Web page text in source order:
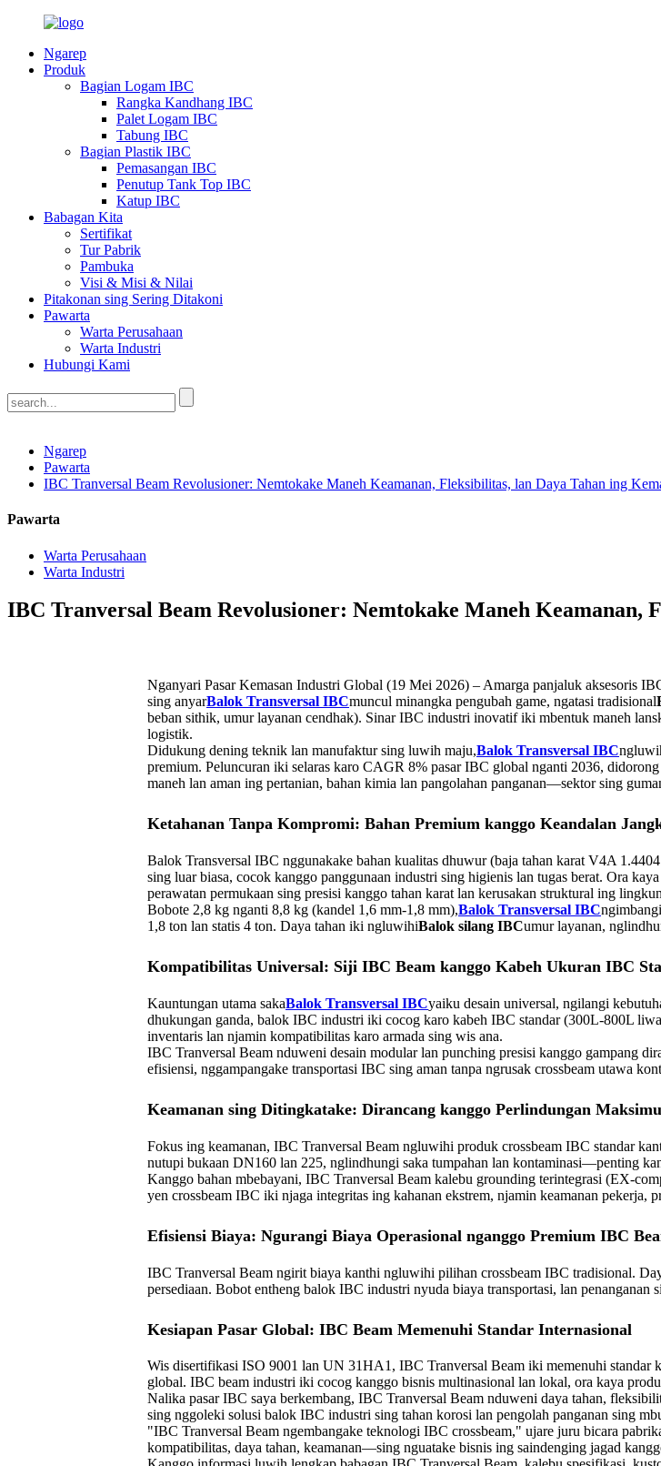
Ngarep
Produk
Bagian Logam IBC
Rangka Kandhang IBC
Palet Logam IBC
Tabung IBC
Bagian Plastik IBC
Pemasangan IBC
Penutup Tank Top IBC
Katup IBC
Babagan Kita
Sertifikat
Tur Pabrik
Pambuka
Visi & Misi & Nilai
Pitakonan sing Sering Ditakoni
Pawarta
Warta Perusahaan
Warta Industri
Hubungi Kami
Ngarep
Pawarta
IBC Tranversal Beam Revolusioner: Nemtokake Maneh Keamanan, Fleksibilitas, lan Daya Tahan ing
Pawarta
Warta Perusahaan
Warta Industri
IBC Tranversal Beam Revolusioner: Nemtokake Maneh Keamanan,
Nganyari Pasar Kemasan Industri Global (19 Mei 2026) – Amarga panjaluk aksesoris
sing anyarBalok Transversal IBCmuncul minangka pengubah game, ngatasi tradisional
beban sithik, umur layanan cendhak). Sinar IBC industri inovatif iki mbentuk maneh
logistik.
Didukung dening teknik lan manufaktur sing luwih maju,Balok Transversal IBC
premium. Peluncuran iki selaras karo CAGR 8% pasar IBC global nganti 2036,
maneh lan aman ing pertanian, bahan kimia lan pangolahan panganan—sektor sing
Ketahanan Tanpa Kompromi: Bahan Premium kanggo Keandalan
Balok Transversal IBC nggunakake bahan kualitas dhuwur (baja tahan karat V4A
sing luar biasa, cocok kanggo panggunaan industri sing higienis lan tugas berat. Ora
perawatan permukaan sing presisi kanggo tahan karat lan kerusakan struktural ing
Bobote 2,8 kg nganti 8,8 kg (kandel 1,6 mm-1,8 mm),Balok Transversal IBC
1,8 ton lan statis 4 ton. Daya tahan iki ngluwihiBalok silang IBCumur layanan,
Kompatibilitas Universal: Siji IBC Beam kanggo Kabeh Ukuran IBC
Kauntungan utama sakaBalok Transversal IBCyaiku desain universal, ngilangi
dhukungan ganda, balok IBC industri iki cocog karo kabeh IBC standar (300L-800L
inventaris lan njamin kompatibilitas karo armada sing wis ana.
IBC Tranversal Beam nduweni desain modular lan punching presisi kanggo gampang
efisiensi, nggampangake transportasi IBC sing aman tanpa ngrusak crossbeam utawa
Keamanan sing Ditingkatake: Dirancang kanggo Perlindungan
Fokus ing keamanan, IBC Tranversal Beam ngluwihi produk crossbeam IBC standar
nutupi bukaan DN160 lan 225, nglindhungi saka tumpahan lan kontaminasi—penting
Kanggo bahan mbebayani, IBC Tranversal Beam kalebu grounding terintegrasi (EX-
yen crossbeam IBC iki njaga integritas ing kahanan ekstrem, njamin keamanan pekerja,
Efisiensi Biaya: Ngurangi Biaya Operasional nganggo Premium IBC
IBC Tranversal Beam ngirit biaya kanthi ngluwihi pilihan crossbeam IBC tradisional.
persediaan. Bobot entheng balok IBC industri nyuda biaya transportasi, lan penanganan
Kesiapan Pasar Global: IBC Beam Memenuhi Standar Internasional
Wis disertifikasi ISO 9001 lan UN 31HA1, IBC Tranversal Beam iki memenuhi standar
global. IBC beam industri iki cocog kanggo bisnis multinasional lan lokal, ora kaya
Nalika pasar IBC saya berkembang, IBC Tranversal Beam nduweni daya tahan,
sing nggoleki solusi balok IBC industri sing tahan korosi lan pengolah panganan sing
"IBC Tranversal Beam ngembangake teknologi IBC crossbeam," ujare juru bicara
kompatibilitas, daya tahan, keamanan—sing nguatake bisnis ing saindenging jagad